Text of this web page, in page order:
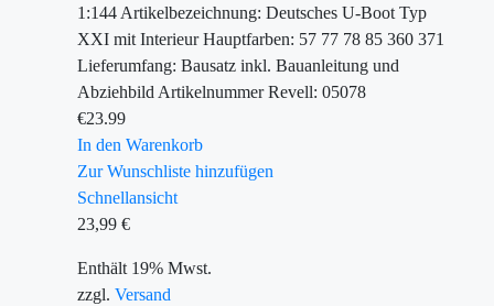
1:144 Artikelbezeichnung: Deutsches U-Boot Typ
XXI mit Interieur Hauptfarben: 57 77 78 85 360 371
Lieferumfang: Bausatz inkl. Bauanleitung und
Abziehbild Artikelnummer Revell: 05078
€23.99
In den Warenkorb
Zur Wunschliste hinzufügen
Schnellansicht
23,99 €
Enthält 19% Mwst.
zzgl. Versand